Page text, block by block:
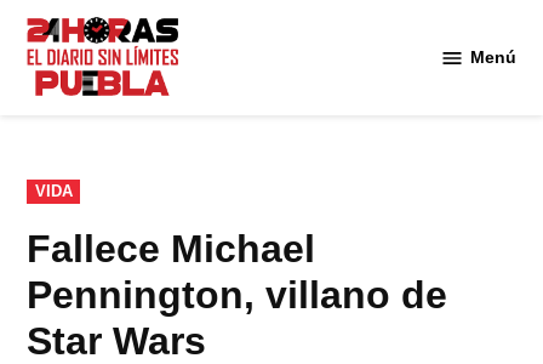
Saltar
contenido
Menú
PUBLICADO
EN
VIDA
Fallece Michael
Pennington, villano de
Star Wars